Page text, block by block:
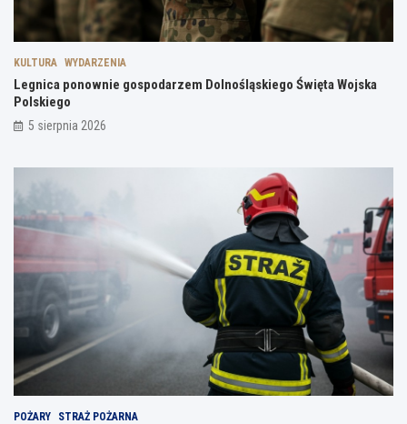
KULTURA WYDARZENIA
Legnica ponownie gospodarzem Dolnośląskiego Święta Wojska
Polskiego
5 sierpnia 2026
POŻARY STRAŻ POŻARNA